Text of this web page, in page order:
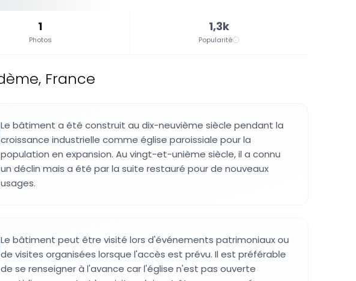
1
Photos
1,3k
Popularité
France
Le bâtiment a été construit au dix-neuvième siècle pendant la
croissance industrielle comme église paroissiale pour la
population en expansion. Au vingt-et-unième siècle, il a connu
un déclin mais a été par la suite restauré pour de nouveaux
usages.
Le bâtiment peut être visité lors d'événements patrimoniaux ou
de visites organisées lorsque l'accès est prévu. Il est préférable
de se renseigner à l'avance car l'église n'est pas ouverte